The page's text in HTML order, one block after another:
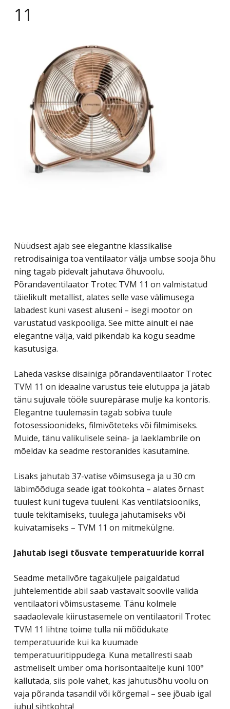
11
Nüüdsest ajab see elegantne klassikalise
retrodisainiga toa ventilaator ​​välja umbse sooja õhu
ning tagab pidevalt jahutava õhuvoolu.
Põrandaventilaator Trotec TVM 11 on valmistatud
täielikult metallist, alates selle vase välimusega
labadest kuni vasest aluseni – isegi mootor on
varustatud vaskpooliga. See mitte ainult ei näe
elegantne välja, vaid pikendab ka kogu seadme
kasutusiga.
Laheda vaskse disainiga põrandaventilaator Trotec
TVM 11 on ideaalne varustus teie elutuppa ja jätab
tänu sujuvale tööle suurepärase mulje ka kontoris.
Elegantne tuulemasin tagab sobiva tuule
fotosessioonideks, filmivõteteks või filmimiseks.
Muide, tänu valikulisele seina- ja laeklambrile on
mõeldav ka seadme restoranides kasutamine.
Lisaks jahutab 37-vatise võimsusega ja u 30 cm
läbimõõduga seade igat töökohta – alates õrnast
tuulest kuni tugeva tuuleni. Kas ventilatsiooniks,
tuule tekitamiseks, tuulega jahutamiseks või
kuivatamiseks – TVM 11 on mitmekülgne.
Jahutab isegi tõusvate temperatuuride korral
Seadme metallvõre tagaküljele paigaldatud
juhtelementide abil saab vastavalt soovile valida
ventilaatori võimsustaseme. Tänu kolmele
saadaolevale kiirustasemele on ventilaatoril Trotec
TVM 11 lihtne toime tulla nii mõõdukate
temperatuuride kui ka kuumade
temperatuuritippudega. Kuna metallresti saab
astmeliselt ümber oma horisontaaltelje kuni 100°
kallutada, siis pole vahet, kas jahutusõhu voolu on
vaja põranda tasandil või kõrgemal – see jõuab igal
juhul sihtkohta!